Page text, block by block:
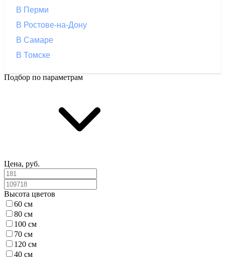
В Перми
В Ростове-на-Дону
В Самаре
В Томске
Подбор по параметрам
Цена, руб.
Высота цветов
60 см
80 см
100 см
70 см
120 см
40 см